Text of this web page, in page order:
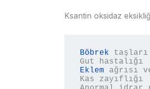
Ksantin oksidaz
Böbrek taşları
Eklem ağrısı
Kas zayıflığı